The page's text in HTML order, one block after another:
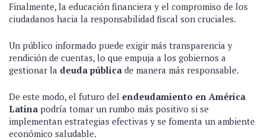
Finalmente, la educación financiera y el compromiso de los
ciudadanos hacia la responsabilidad fiscal son cruciales.
Un público informado puede exigir más transparencia y
rendición de cuentas, lo que empuja a los gobiernos a
gestionar la deuda pública de manera más responsable.
De este modo, el futuro del endeudamiento en América
Latina podría tomar un rumbo más positivo si se
implementan estrategias efectivas y se fomenta un ambiente
económico saludable.